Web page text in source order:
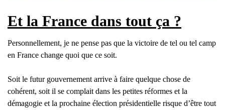
Et la France dans tout ça ?
Personnellement, je ne pense pas que la victoire de tel ou tel camp
en France change quoi que ce soit.
Soit le futur gouvernement arrive à faire quelque chose de
cohérent, soit il se complait dans les petites réformes et la
démagogie et la prochaine élection présidentielle risque d’être tout